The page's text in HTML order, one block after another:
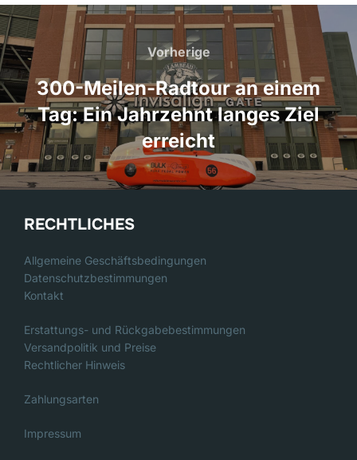
Beitragsnavigation
Vorherige
Vorherige
300-Meilen-Radtour an einem
Tag: Ein Jahrzehnt langes Ziel
erreicht
RECHTLICHES
Allgemeine Geschäftsbedingungen
Datenschutzbestimmungen
Kontakt
Erstattungs- und Rückgabebestimmungen
Versandpolitik und Preise
Rechtlicher Hinweis
Zahlungsarten
Impressum